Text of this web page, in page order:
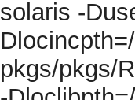
solaris -
pkgs/pkgs/